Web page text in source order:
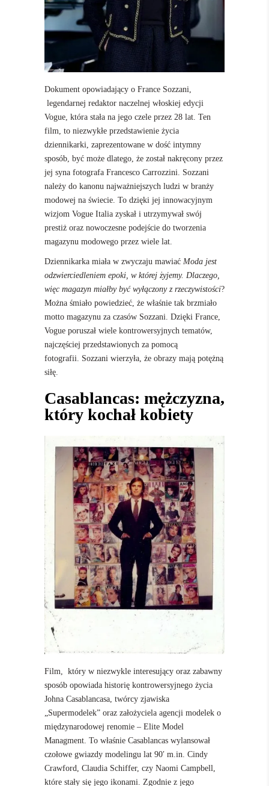
Dokument opowiadający o France Sozzani,
legendarnej redaktor naczelnej włoskiej edycji
Vogue, która stała na jego czele przez 28 lat. Ten
film, to niezwykłe przedstawienie życia
dziennikarki, zaprezentowane w dość intymny
sposób, być może dlatego, że został nakręcony przez
jej syna fotografa Francesco Carrozzini. Sozzani
należy do kanonu najważniejszych ludzi w branży
modowej na świecie. To dzięki jej innowacyjnym
wizjom Vogue Italia zyskał i utrzymywał swój
prestiż oraz nowoczesne podejście do tworzenia
magazynu modowego przez wiele lat.
Dziennikarka miała w zwyczaju mawiać Moda jest
odzwierciedleniem epoki, w której żyjemy. Dlaczego,
więc magazyn miałby być wyłączony z rzeczywistości?
Można śmiało powiedzieć, że właśnie tak brzmiało
motto magazynu za czasów Sozzani. Dzięki France,
Vogue poruszał wiele kontrowersyjnych tematów,
najczęściej przedstawionych za pomocą
fotografii. Sozzani wierzyła, że obrazy mają potężną
siłę.
Casablancas: mężczyzna,
który kochał kobiety
Film, który w niezwykle interesujący oraz zabawny
sposób opowiada historię kontrowersyjnego życia
Johna Casablancasa, twórcy zjawiska
„Supermodelek” oraz założyciela agencji modelek o
międzynarodowej renomie – Elite Model
Managment. To właśnie Casablancas wylansował
czołowe gwiazdy modelingu lat 90′ m.in. Cindy
Crawford, Claudia Schiffer, czy Naomi Campbell,
które stały się jego ikonami. Zgodnie z jego